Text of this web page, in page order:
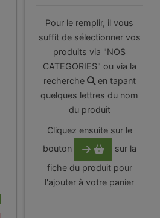
Pour le remplir, il vous
suffit de sélectionner vos
produits via "NOS
CATEGORIES" ou via la
recherche
en tapant
quelques lettres du nom
du produit
Cliquez ensuite sur le
bouton
sur la
fiche du produit pour
l'ajouter à votre panier